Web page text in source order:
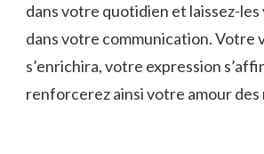
dans votre quotidien et laissez-
dans⁤ votre communication. Votre
s’enrichira, votre expression
renforcerez ainsi votre amour des